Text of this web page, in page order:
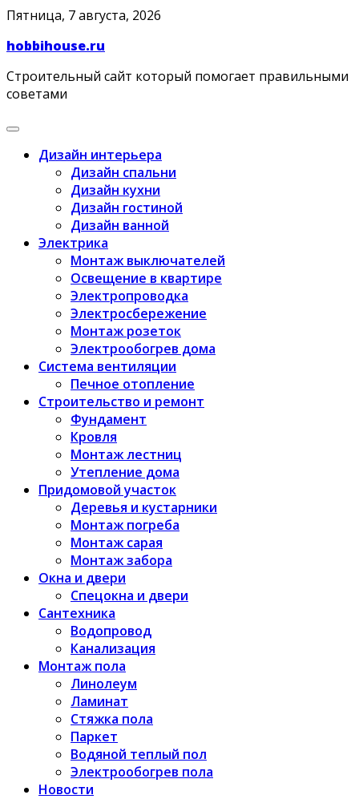
Skip
content
Пятница, 7 августа, 2026
hobbihouse.ru
Строительный сайт который помогает правильными
советами
Дизайн интерьера
Дизайн спальни
Дизайн кухни
Дизайн гостиной
Дизайн ванной
Электрика
Монтаж выключателей
Освещение в квартире
Электропроводка
Электросбережение
Монтаж розеток
Электрообогрев дома
Система вентиляции
Печное отопление
Строительство и ремонт
Фундамент
Кровля
Монтаж лестниц
Утепление дома
Придомовой участок
Деревья и кустарники
Монтаж погреба
Монтаж сарая
Монтаж забора
Окна и двери
Спецокна и двери
Сантехника
Водопровод
Канализация
Монтаж пола
Линолеум
Ламинат
Стяжка пола
Паркет
Водяной теплый пол
Электрообогрев пола
Новости